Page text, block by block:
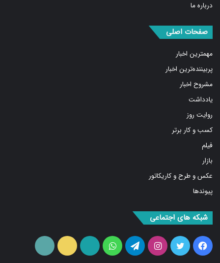
درباره ما
صفحات اصلی
مهمترین اخبار
پربیننده‌ترین اخبار
مشروح اخبار
یادداشت
روایت روز
کسب و کار برتر
فیلم
بازار
عکس و طرح و کاریکاتور
پیوندها
شبکه های اجتماعی
فیس
توییتر اینستاگرامتلگرام واتس
آپارات ایتا